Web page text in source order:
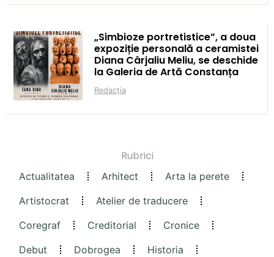
„Simbioze portretistice”, a doua
expoziție personală a ceramistei
Diana Cârjaliu Meliu, se deschide
la Galeria de Artă Constanța
Redacția
Rubrici
Actualitatea Arhitect
Arta la perete
Artistocrat
Atelier de traducere
Coregraf
Creditorial
Cronice
Debut
Dobrogea
Historia